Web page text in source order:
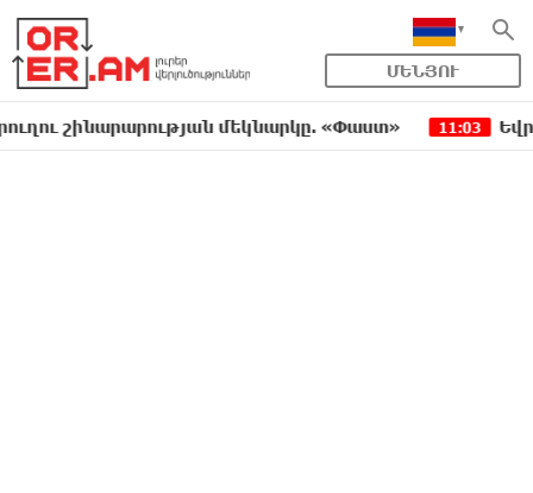
ՄԵՆՅՈՒ
մեկնարկը. «Փաստ» 11:03